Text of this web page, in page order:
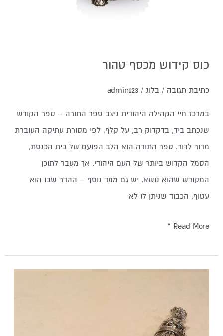
כוס קידוש מכסף טהור
כתיבת תגובה / בלוג/
admin123
במרכז חיי הקהילה היהודית ניצב ספר התורה – ספר הקודש
שנכתב ביד, בדקדוק רב, על קלף, לפי מסורת עתיקה העוברת
מדור לדור. ספר התורה הוא הלב הפועם של בית הכנסת,
הסמל הקדוש ביותר של העם היהודי. אך מעבר לתוכן
המקודש שהוא נושא, יש גם ממד נוסף – ההדר שבו הוא
עטוף, הכבוד שניתן לו לא
Read More »
לכניסה